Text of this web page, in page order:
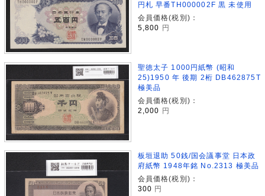
円札 早番TH000002F 黒 未使用
会員価格(税別)：
5,800
円
聖徳太子 1000円紙幣 (昭和
25)1950 年 後期 2桁 DB462875T
極美品
会員価格(税別)：
2,000
円
板垣退助 50銭/国会議事堂 日本政
府紙幣 1948年銘 No.2313 極美品
会員価格(税別)：
300 円